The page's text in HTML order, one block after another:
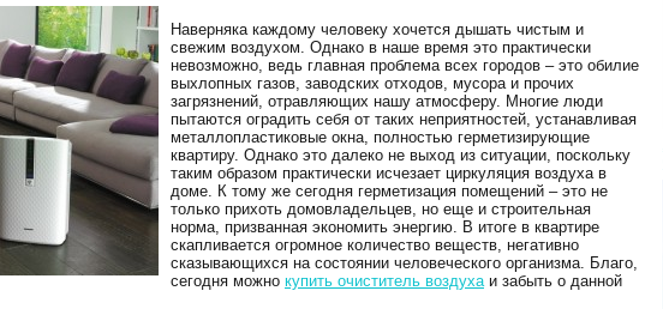
Наверняка каждому человеку хочется дышать чистым и
свежим воздухом. Однако в наше время это практически
невозможно, ведь главная проблема всех городов – это обилие
выхлопных газов, заводских отходов, мусора и прочих
загрязнений, отравляющих нашу атмосферу. Многие люди
пытаются оградить себя от таких неприятностей, устанавливая
металлопластиковые окна, полностью герметизирующие
квартиру. Однако это далеко не выход из ситуации, поскольку
таким образом практически исчезает циркуляция воздуха в
доме. К тому же сегодня герметизация помещений – это не
только прихоть домовладельцев, но еще и строительная
норма, призванная экономить энергию. В итоге в квартире
скапливается огромное количество веществ, негативно
сказывающихся на состоянии человеческого организма. Благо,
сегодня можно купить очиститель воздухаи забыть о данной